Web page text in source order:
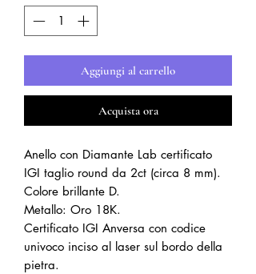
Aggiungi al carrello
Acquista ora
Anello con Diamante Lab certificato
IGI taglio round da 2ct (circa 8 mm).
Colore brillante D.
Metallo: Oro 18K.
Certificato IGI Anversa con codice
univoco inciso al laser sul bordo della
pietra.